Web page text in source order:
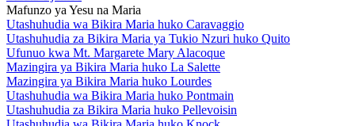
Mafunzo ya Yesu na Maria
Utashuhudia wa Bikira Maria huko Caravaggio
Utashuhudia za Bikira Maria ya Tukio Nzuri huko Quito
Ufunuo kwa Mt. Margarete Mary Alacoque
Mazingira ya Bikira Maria huko La Salette
Mazingira ya Bikira Maria huko Lourdes
Utashuhudia wa Bikira Maria huko Pontmain
Utashuhudia za Bikira Maria huko Pellevoisin